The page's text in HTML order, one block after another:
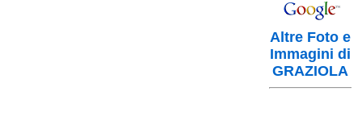
Altre Foto e
Immagini di
GRAZIOLA